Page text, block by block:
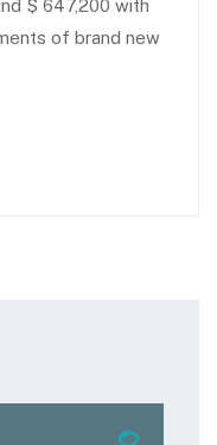
$ 647,200 with
of brand new